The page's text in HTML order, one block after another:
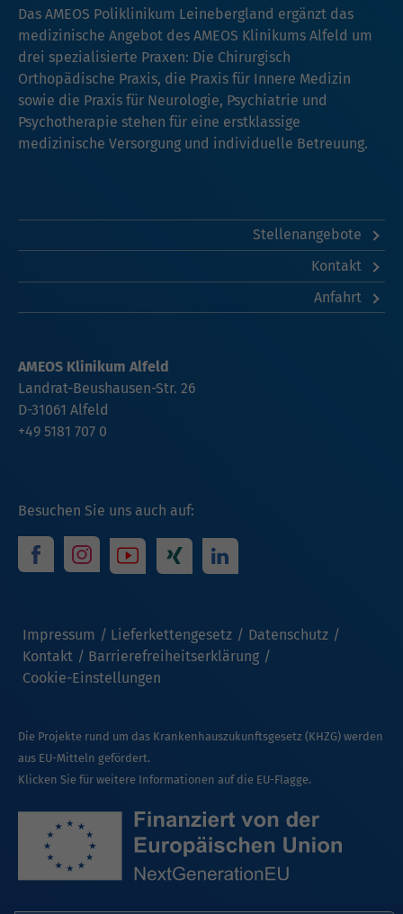
Das AMEOS Poliklinikum Leinebergland ergänzt das
medizinische Angebot des AMEOS Klinikums Alfeld um
drei spezialisierte Praxen: Die Chirurgisch
Orthopädische Praxis, die Praxis für Innere Medizin
sowie die Praxis für Neurologie, Psychiatrie und
Psychotherapie stehen für eine erstklassige
medizinische Versorgung und individuelle Betreuung.
Stellenangebote
Kontakt
Anfahrt
Besuchen Sie uns auch auf:
Impressum Lieferkettengesetz
Datenschutz
Kontakt
Barrierefreiheitserklärung
Cookie-Einstellungen
AMEOS Klinikum Alfeld
Landrat-Beushausen-Str. 26
D-31061 Alfeld
+49 5181 707 0
Die Projekte rund um das Krankenhauszukunftsgesetz (KHZG) werden
aus EU-Mitteln gefördert.
Klicken Sie für weitere Informationen auf die EU-Flagge.